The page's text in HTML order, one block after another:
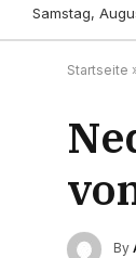
Samstag,
Startseite
By